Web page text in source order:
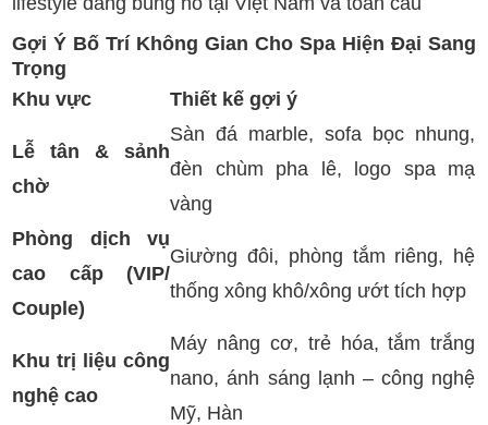
Gợi Ý Bố Trí Không Gian Cho Spa Hiện Đại Sang
Trọng
Khu vực
Thiết kế gợi ý
Lễ tân & sảnh
chờ
Sàn đá marble, sofa bọc nhung,
đèn chùm pha lê, logo spa mạ
vàng
Phòng dịch vụ
cao cấp (VIP/
Couple)
Giường đôi, phòng tắm riêng, hệ
thống xông khô/xông ướt tích hợp
Khu trị liệu công
nghệ cao
Máy nâng cơ, trẻ hóa, tắm trắng
nano, ánh sáng lạnh – công nghệ
Mỹ, Hàn